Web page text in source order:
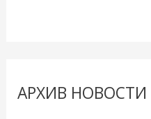
АРХИВ НОВОСТИ